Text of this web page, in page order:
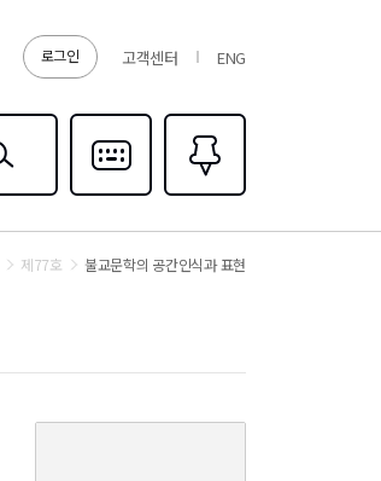
로그인 고객센터 ENG
다국어입력
즐겨찾기0
제77호 불교문학의 공간인식과 표현